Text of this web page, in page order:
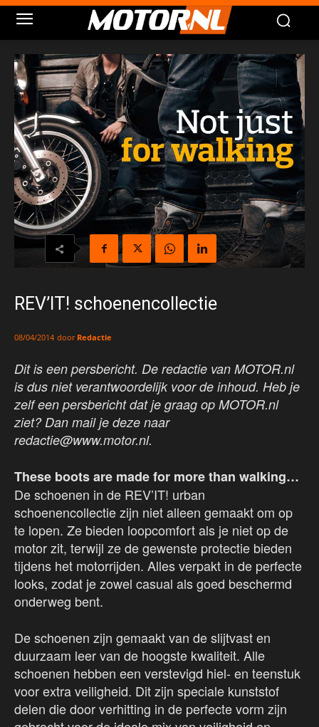
REV’IT! schoenencollectie
08/04/2014 door Redactie
Dit is een persbericht. De redactie van MOTOR.nl
is dus niet verantwoordelijk voor de inhoud. Heb je
zelf een persbericht dat je graag op MOTOR.nl
ziet? Dan mail je deze naar
redactie@www.motor.nl.
These boots are made for more than walking…
De schoenen in de REV’IT! urban
schoenencollectie zijn niet alleen gemaakt om op
te lopen. Ze bieden loopcomfort als je niet op de
motor zit, terwijl ze de gewenste protectie bieden
tijdens het motorrijden. Alles verpakt in de perfecte
looks, zodat je zowel casual als goed beschermd
onderweg bent.
De schoenen zijn gemaakt van de slijtvast en
duurzaam leer van de hoogste kwaliteit. Alle
schoenen hebben een verstevigd hiel- en teenstuk
voor extra veiligheid. Dit zijn speciale kunststof
delen die door verhitting in de perfecte vorm zijn